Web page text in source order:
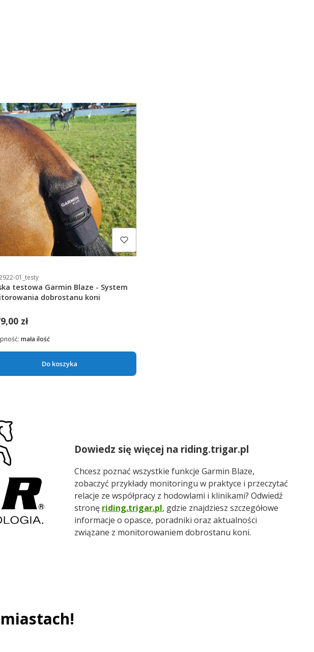
01_testy
testowa Garmin Blaze - System
dobrostanu koni
zł
Do koszyka
mała ilość
Dowiedz się więcej na riding.trigar.pl
Chcesz poznać wszystkie funkcje Garmin Blaze,
zobaczyć przykłady monitoringu w praktyce i przeczytać
relacje ze współpracy z hodowlami i klinikami? Odwiedź
stronę riding.trigar.pl, gdzie znajdziesz szczegółowe
informacje o opasce, poradniki oraz aktualności
związane z monitorowaniem dobrostanu koni.